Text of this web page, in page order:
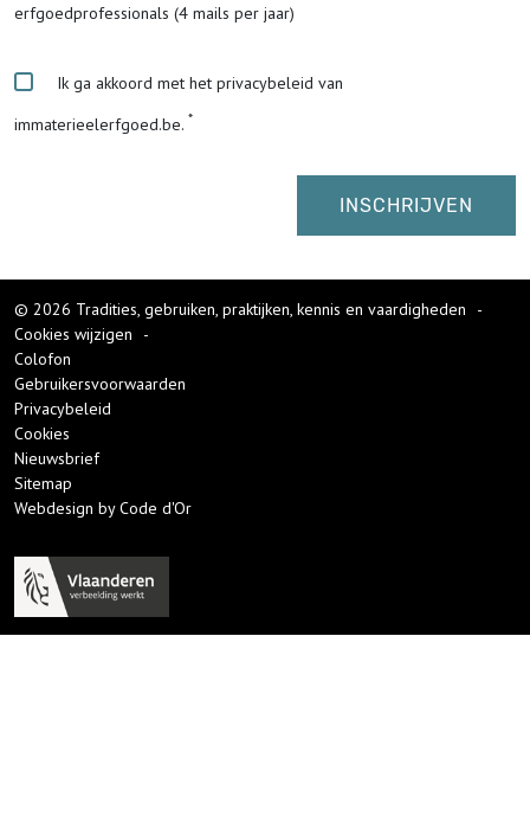
erfgoedprofessionals (4 mails per jaar)
Ik ga akkoord met het privacybeleid van
immaterieelerfgoed.be.
© 2026 Tradities, gebruiken, praktijken, kennis en vaardigheden
-
Cookies wijzigen
-
Colofon
Gebruikersvoorwaarden
Privacybeleid
Cookies
Nieuwsbrief
Sitemap
Webdesign by Code d'Or